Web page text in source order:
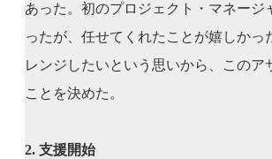
あった。初のプロジェクト・マネージ
ったが、任せてくれたことが嬉しかっ
レンジしたいという思いから、このア
ことを決めた。
2. 支援開始